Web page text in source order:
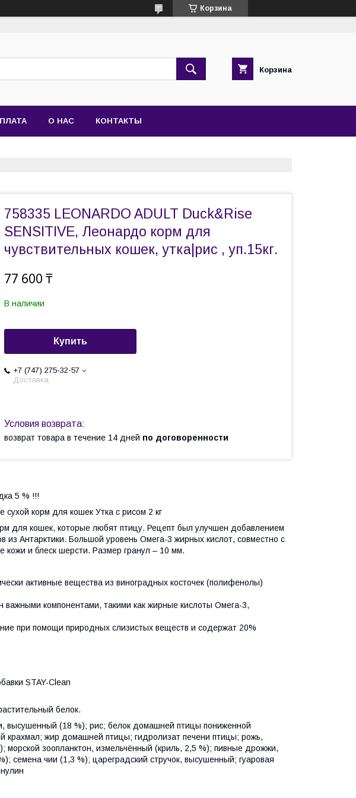
Корзина
Корзина
О НАС КОНТАКТЫ
758335 LEONARDO ADULT Duck&Rise
SENSITIVE, Леонардо корм для
чувствительных кошек, утка|рис , уп.15кг.
77 600 ₸
В наличии
Купить
+7 (747) 275-32-57
Доставка
возврат товара в течение 14 дней по договоренности
5 % !!!
корм для кошек Утка с рисом 2 кг
для кошек, которые любят птицу. Рецепт был улучшен добавлением
из Антарктики. Большой уровень Омега-3 жирных кислот, совместно с
и блеск шерсти. Размер гранул – 10 мм.
активные вещества из виноградных косточек (полифенолы)
важными компонентами, такими как жирные кислоты Омега-3,
при помощи природных слизистых веществ и содержат 20%
STAY-Clean
белок.
высушенный (18 %); рис; белок домашней птицы пониженной
крахмал; жир домашней птицы; гидролизат печени птицы; рожь,
зоопланктон, измельчённый (криль, 2,5 %); пивные дрожжи,
cемена чии (1,3 %); цареградский стручок, высушенный; гуаровая